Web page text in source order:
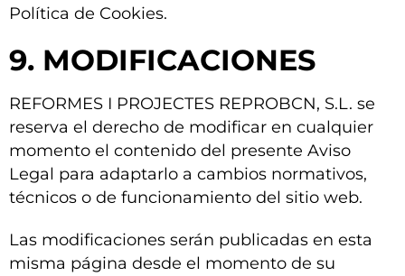
Política de Cookies.
9. MODIFICACIONES
REFORMES I PROJECTES REPROBCN, S.L. se
reserva el derecho de modificar en cualquier
momento el contenido del presente Aviso
Legal para adaptarlo a cambios normativos,
técnicos o de funcionamiento del sitio web.
Las modificaciones serán publicadas en esta
misma página desde el momento de su